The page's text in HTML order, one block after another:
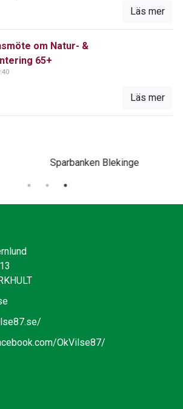
Läs mer
om Natur- &
65+
Läs mer
OkVilse87/